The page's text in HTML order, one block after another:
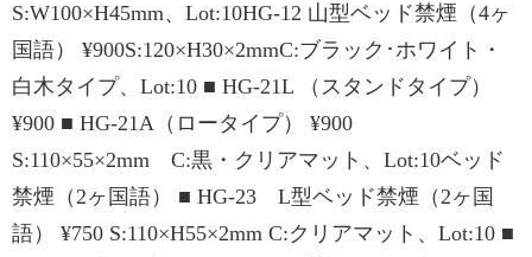
S:W100×H45mm、Lot:10HG-12 山型ベッド禁煙（4ヶ
国語） ¥900S:120×H30×2mmC:ブラック･ホワイト・
白木タイプ、Lot:10 ■ HG-21L （スタンドタイプ）
¥900 ■ HG-21A（ロータイプ） ¥900
S:110×55×2mm C:黒・クリアマット、Lot:10ベッド
禁煙（2ヶ国語） ■ HG-23 L型ベッド禁煙（2ヶ国
語） ¥750 S:110×H55×2mm C:クリアマット、Lot:10 ■